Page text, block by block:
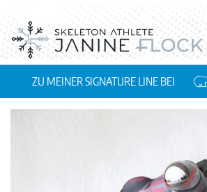
ZU MEINER SIGNATURE LINE BEI